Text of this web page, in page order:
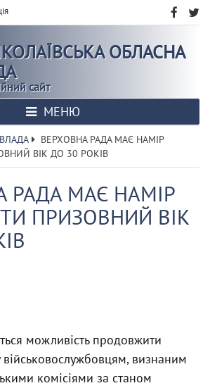
ОБЛАСНА
сайт
МЕНЮ
ВЕРХОВНА РАДА МАЄ НАМІР
ВІК ДО 30 РОКІВ
РАДА МАЄ НАМІР
ПРИЗОВНИЙ ВІК
можливість продовжити
військовослужбовцям, визнаним
комісіями за станом